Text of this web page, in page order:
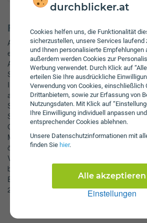
durchblicker.at
Cookies helfen uns, die Funktionalität
sicherzustellen, unsere Services laufend
und Ihnen personalisierte Empfehlungen
außerdem werden Cookies zur
Werbung verwendet. Durch Klick auf
erteilen Sie Ihre ausdrückliche
Verwendung von Cookies, einschließlich
Drittanbietern, sowie zur Erfassung von
Nutzungsdaten. Mit Klick auf
Ihre Einwilligung individuell anpassen
entsprechender Cookies ablehnen.
Unsere Daten­schutz­informationen mit
finden Sie hier.
Einstellungen
Alle akzeptieren
Fakten zu Wernberg
Auf jeden Bewohner kommen Schulden der
etwa 234 Euro. Die Bevölkerung von
Anstieg mit einer Rate von rund 0,2% pro
Stadt mit 5,3 Tsd. Einwohnern und befindet
In Wernberg gibt es auf einer Fläche von
anderem Burgruine Sternberg, Schloss
Schlosskirche Wernberg zu entdecken.
Schulden in Höhe von 1,2 Mio. Euro.
Grünflächen, die auf einer Fläche von 23,3
Mit dem Pro-Kopf-Schuldenstand liegt die
österreichischen Städte in Hinblick auf die
Verschuldung. Der Bevölkerungsanteil der
beträgt in Wernberg 17,6%. In Wernberg
Baufläche. Etwa 21,2% der Einwohner von
20 Jahre alt.